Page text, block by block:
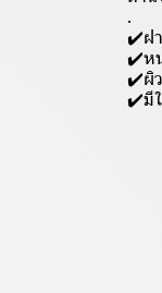
.
✔️ฝ
✔️ห
✔️ผิ
✔️มี